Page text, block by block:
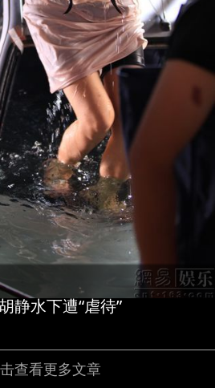
静水下遭“虐待”
查看更多文章